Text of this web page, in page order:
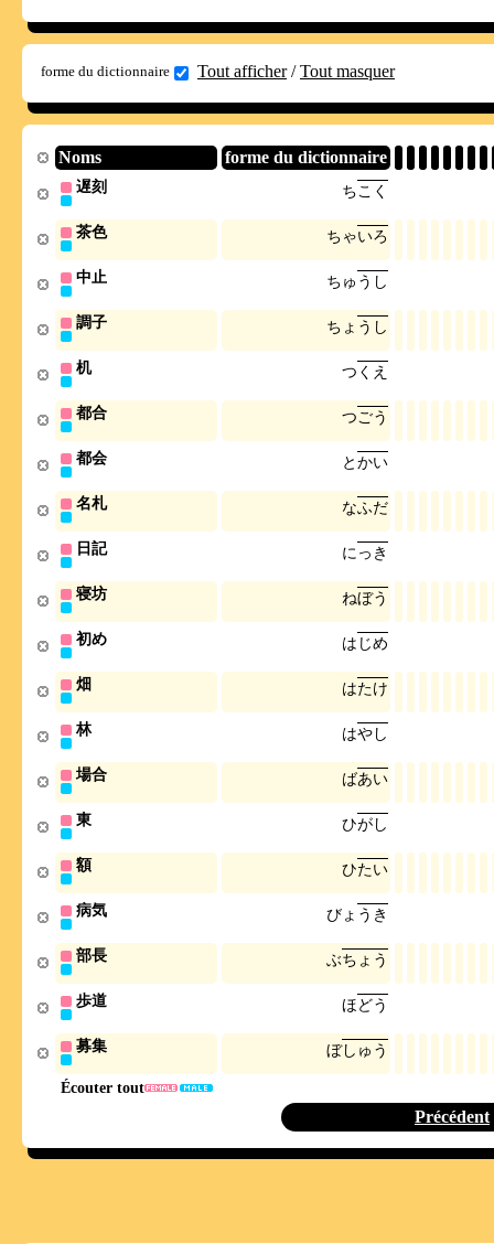
forme du dictionnaire Tout afficher/Tout masquer
Noms forme du dictionnaire
Écouter tout
遅刻 ちこ く
茶色 ちゃいろ
中止 ちゅ う し
調子 ち ょ う し
机 つ く え
都合 つごう
都会 とかい
名札 なふだ
日記 に っ き
寝坊 ねぼう
初め は じめ
畑 はたけ
林 はやし
場合 ばあい
東 ひがし
額 ひたい
病気 び ょ う き
部長 ぶち ょ う
歩道 ほどう
募集 ぼし ゅ う
Précédent